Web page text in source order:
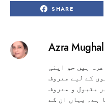
SHARE
Azra Mughal
ہیں جو اپنی
کے لیے معروف
مقبول و معروف
ہے۔ یہاں ان کے